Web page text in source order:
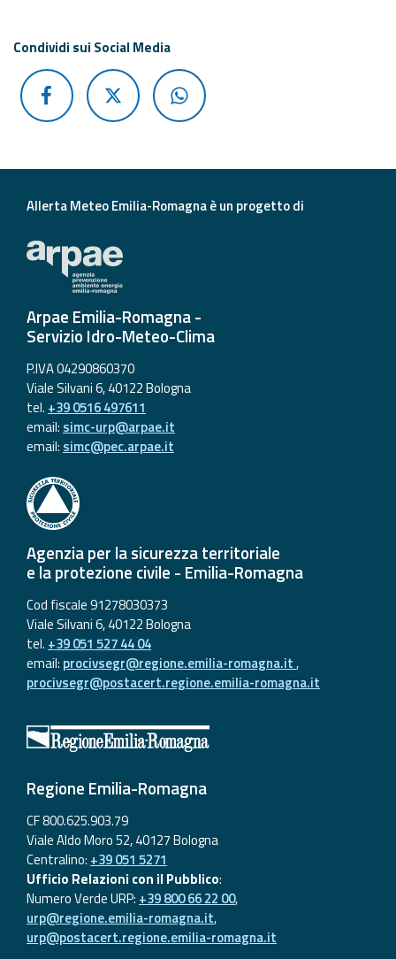
Strumenti
Operativi
Aggiornamenti
Informazioni
utili
Domande
frequenti
Guida per gli
sviluppatori
Il progetto
Allerta
Emilia-
Romagna
Contatti
Condividi sui Social Media
Allerta Meteo Emilia-Romagna è un progetto di
Arpae Emilia-Romagna -
Servizio Idro-Meteo-Clima
P.IVA 04290860370
Viale Silvani 6, 40122 Bologna
tel. +39 0516 497611
email: simc-urp@arpae.it
email: simc@pec.arpae.it
Agenzia per la sicurezza territoriale
e la protezione civile - Emilia-Romagna
Cod fiscale 91278030373
Viale Silvani 6, 40122 Bologna
tel. +39 051 527 44 04
email: procivsegr@regione.emilia-romagna.it,
procivsegr@postacert.regione.emilia-romagna.it
Regione Emilia-Romagna
CF 800.625.903.79
Viale Aldo Moro 52, 40127 Bologna
Centralino: +39 051 5271
Ufficio Relazioni con il Pubblico:
Numero Verde URP: +39 800 66 22 00,
urp@regione.emilia-romagna.it,
urp@postacert.regione.emilia-romagna.it